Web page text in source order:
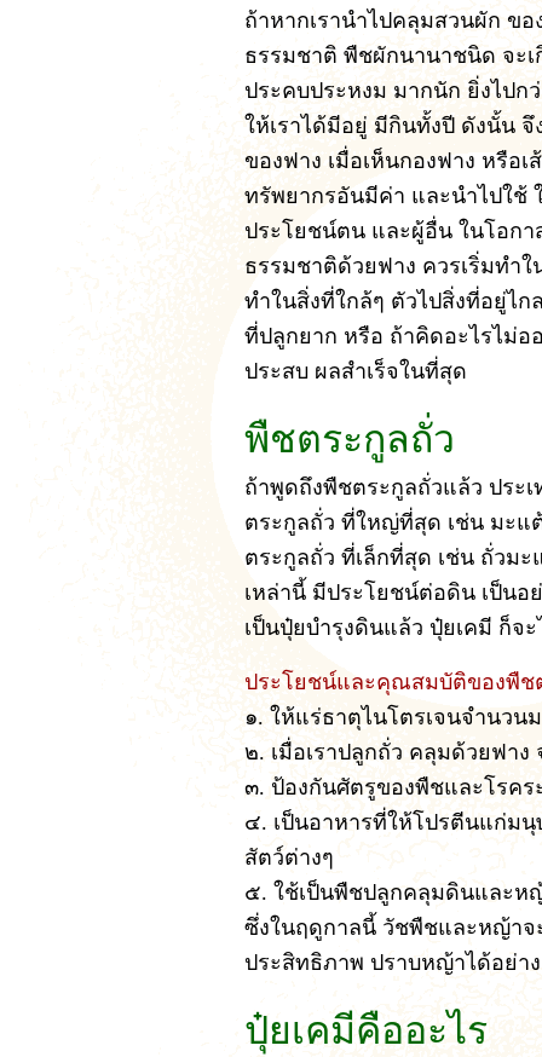
ถ้าหากเรานำไปคลุมสวนผัก ข
ธรรมชาติ พืชผักนานาชนิด จะ
ประคบประหงม มากนัก ยิ่งไปก
ให้เราได้มีอยู่ มีกินทั้งปี ดังนั้น
ของฟาง เมื่อเห็นกองฟาง หรือ
ทรัพยากรอันมีค่า และนำไปใช้
ประโยชน์ตน และผู้อื่น ในโอก
ธรรมชาติด้วยฟาง ควรเริ่มทำ
ทำในสิ่งที่ใกล้ๆ ตัวไปสิ่งที่อยู่ไ
ที่ปลูกยาก หรือ ถ้าคิดอะไรไม่อ
ประสบ ผลสำเร็จในที่สุด
พืชตระกูลถั่ว
ถ้าพูดถึงพืชตระกูลถั่วแล้ว ประ
ตระกูลถั่ว ที่ใหญ่ที่สุด เช่น มะแ
ตระกูลถั่ว ที่เล็กที่สุด เช่น ถั่วม
เหล่านี้ มีประโยชน์ต่อดิน เป็นอ
เป็นปุ๋ยบำรุงดินแล้ว ปุ๋ยเคมี ก็จ
ประโยชน์และคุณสมบัติของพืช
๑. ให้แร่ธาตุไนโตรเจนจำนวน
๒. เมื่อเราปลูกถั่ว คลุมด้วยฟา
๓. ป้องกันศัตรูของพืชและโรคร
๔. เป็นอาหารที่ให้โปรตีนแก่มนุ
สัตว์ต่างๆ
๕. ใช้เป็นพืชปลูกคลุมดินและห
ซึ่งในฤดูกาลนี้ วัชพืชและหญ้า
ประสิทธิภาพ ปราบหญ้าได้อย่า
ปุ๋ยเคมีคืออะไร